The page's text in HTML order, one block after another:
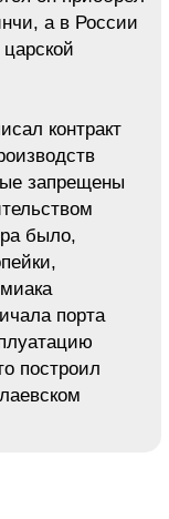
а в России
контракт
запрещены
было,
порта
построил